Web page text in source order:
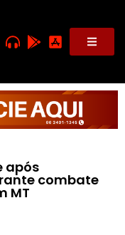
após
combate
MT